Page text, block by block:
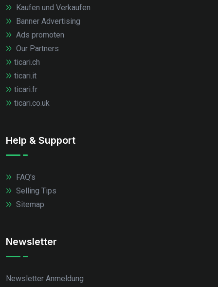
Kaufen und Verkaufen
Banner Advertising
Ads promoten
Our Partners
ticari.ch
ticari.it
ticari.fr
ticari.co.uk
Help & Support
FAQ's
Selling Tips
Sitemap
Newsletter
Newsletter Anmeldung